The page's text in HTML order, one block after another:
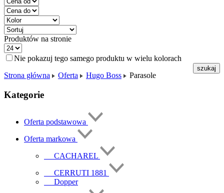
Produktów na stronie
Nie pokazuj tego samego produktu w wielu kolorach
Strona główna
Oferta Hugo Boss Parasole
Kategorie
Oferta podstawowa
Oferta markowa
CACHAREL
CERRUTI 1881
Dopper